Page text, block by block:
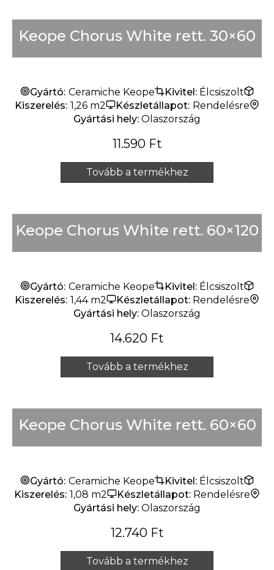
Keope Chorus White rett. 30×60
Gyártó: Ceramiche Keope Kivitel: Élcsiszolt
Kiszerelés: 1,26 m2 Készletállapot: Rendelésre
Gyártási hely: Olaszország
11.590 Ft
Tovább a termékhez
Keope Chorus White rett. 60×120
Gyártó: Ceramiche Keope Kivitel: Élcsiszolt
Kiszerelés: 1,44 m2 Készletállapot: Rendelésre
Gyártási hely: Olaszország
14.620 Ft
Tovább a termékhez
Keope Chorus White rett. 60×60
Gyártó: Ceramiche Keope Kivitel: Élcsiszolt
Kiszerelés: 1,08 m2 Készletállapot: Rendelésre
Gyártási hely: Olaszország
12.740 Ft
Tovább a termékhez